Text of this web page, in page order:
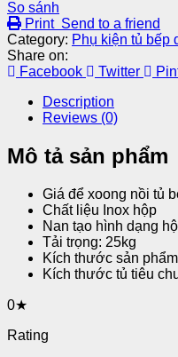
So sánh
Print Send to a friend
Category: Phụ kiện tủ bếp
Share on:
Facebook
Twitter
Description
Reviews (0)
Mô tả sản phẩm
Giá để xoong nồi tủ
Chất liệu Inox hộp
Nan tạo hình dạng
Tải trọng: 25kg
Kích thước sản
Kích thước tủ tiêu
0★
Rating